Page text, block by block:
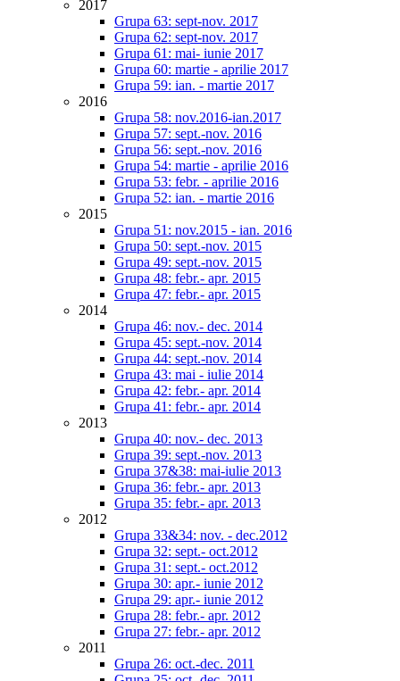
2017
Grupa 63: sept-nov. 2017
Grupa 62: sept-nov. 2017
Grupa 61: mai- iunie 2017
Grupa 60: martie - aprilie 2017
Grupa 59: ian. - martie 2017
2016
Grupa 58: nov.2016-ian.2017
Grupa 57: sept.-nov. 2016
Grupa 56: sept.-nov. 2016
Grupa 54: martie - aprilie 2016
Grupa 53: febr. - aprilie 2016
Grupa 52: ian. - martie 2016
2015
Grupa 51: nov.2015 - ian. 2016
Grupa 50: sept.-nov. 2015
Grupa 49: sept.-nov. 2015
Grupa 48: febr.- apr. 2015
Grupa 47: febr.- apr. 2015
2014
Grupa 46: nov.- dec. 2014
Grupa 45: sept.-nov. 2014
Grupa 44: sept.-nov. 2014
Grupa 43: mai - iulie 2014
Grupa 42: febr.- apr. 2014
Grupa 41: febr.- apr. 2014
2013
Grupa 40: nov.- dec. 2013
Grupa 39: sept.-nov. 2013
Grupa 37&38: mai-iulie 2013
Grupa 36: febr.- apr. 2013
Grupa 35: febr.- apr. 2013
2012
Grupa 33&34: nov. - dec.2012
Grupa 32: sept.- oct.2012
Grupa 31: sept.- oct.2012
Grupa 30: apr.- iunie 2012
Grupa 29: apr.- iunie 2012
Grupa 28: febr.- apr. 2012
Grupa 27: febr.- apr. 2012
2011
Grupa 26: oct.-dec. 2011